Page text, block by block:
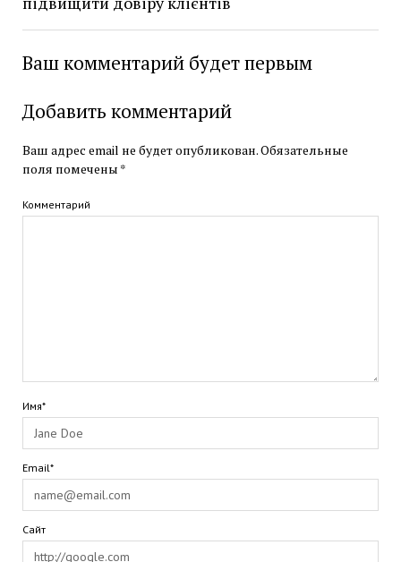
Ваш комментарий будет первым
Добавить комментарий
Ваш адрес email не будет опубликован.Обязательные
поля помечены *
Комментарий
Имя*
Email*
Сайт